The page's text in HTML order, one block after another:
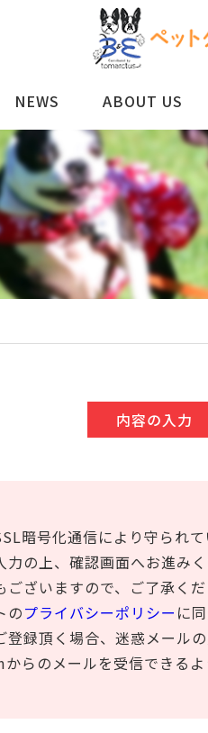
NEWS ABOUT US
内容の入力
暗号化通信により守られて
の上、確認画面へお進みく
ざいますので、ご了承くだ
のプライバシーポリシー に
録頂く場合、迷惑メール
のメールを受信できるよ